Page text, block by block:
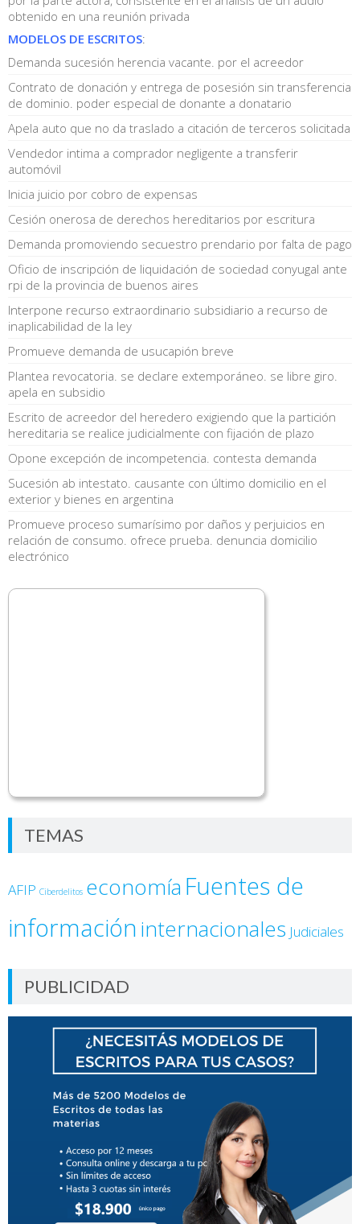
obtenido en una reunión privada
MODELOS DE ESCRITOS:
Demanda sucesión herencia vacante. por el acreedor
Contrato de donación y entrega de posesión sin transferencia
de dominio. poder especial de donante a donatario
Apela auto que no da traslado a citación de terceros solicitada
Vendedor intima a comprador negligente a transferir
automóvil
Inicia juicio por cobro de expensas
Cesión onerosa de derechos hereditarios por escritura
Demanda promoviendo secuestro prendario por falta de pago
Oficio de inscripción de liquidación de sociedad conyugal ante
rpi de la provincia de buenos aires
Interpone recurso extraordinario subsidiario a recurso de
inaplicabilidad de la ley
Promueve demanda de usucapión breve
Plantea revocatoria. se declare extemporáneo. se libre giro.
apela en subsidio
Escrito de acreedor del heredero exigiendo que la partición
hereditaria se realice judicialmente con fijación de plazo
Opone excepción de incompetencia. contesta demanda
Sucesión ab intestato. causante con último domicilio en el
exterior y bienes en argentina
Promueve proceso sumarísimo por daños y perjuicios en
relación de consumo. ofrece prueba. denuncia domicilio
electrónico
TEMAS
AFIP Ciberdelitos economía Fuentes de
informacióninternacionales Judiciales
PUBLICIDAD